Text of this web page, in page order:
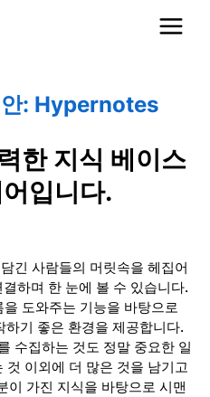
: Hypernotes
한 지식 베이스
입니다.
긴 사람들의 머릿속을 헤집어
하며 한 눈에 볼 수 있습니다.
도와주는 기능을 바탕으로
기 좋은 환경을 제공합니다.
수집하는 것도 정말 중요한 일
것 이외에 더 많은 것을 남기고
이 가진 지식을 바탕으로 시맨